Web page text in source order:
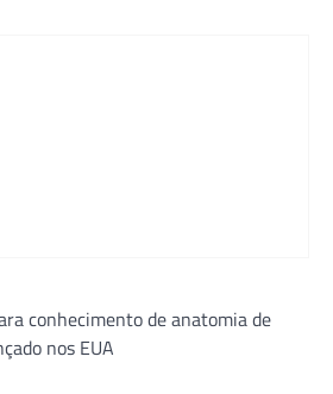
conhecimento de anatomia de
nos EUA